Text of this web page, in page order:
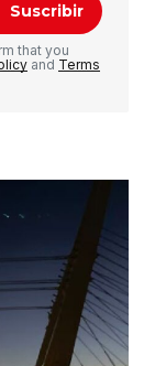
y sitio
vez que
Suscribir
that you
and Terms